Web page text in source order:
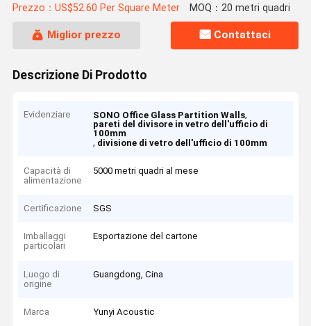
Prezzo：US$52.60 Per Square Meter MOQ：20 metri quadri
Miglior prezzo Contattaci
Descrizione Di Prodotto
Evidenziare SONO Office Glass Partition Walls,
pareti del divisore in vetro dell'ufficio di
100mm
, divisione di vetro dell'ufficio di 100mm
Capacità di
alimentazione
5000 metri quadri al mese
Certificazione SGS
Imballaggi
particolari
Esportazione del cartone
Luogo di
origine
Guangdong, Cina
Marca Yunyi Acoustic